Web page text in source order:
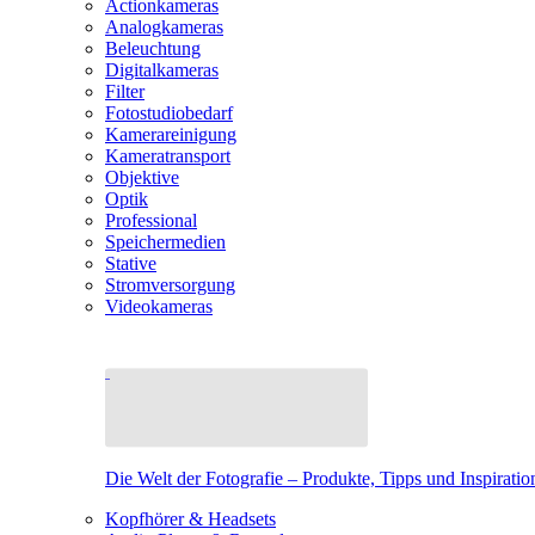
Actionkameras
Analogkameras
Beleuchtung
Digitalkameras
Filter
Fotostudiobedarf
Kamerareinigung
Kameratransport
Objektive
Optik
Professional
Speichermedien
Stative
Stromversorgung
Videokameras
Die Welt der Fotografie – Produkte, Tipps und
Kopfhörer & Headsets